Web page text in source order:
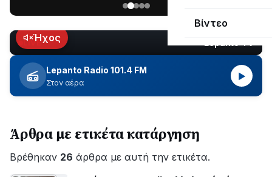
Βίντεο
Ναυπάκτου
εδώ
και
περίπου
δύο
ώρες
εξέλιξη
οι
εργασίες
LIVEΉχος
Lepanto Radio 101.4 FM
Στον αέρα
▶
Άρθρα με ετικέτα κατάργηση
Βρέθηκαν 26 άρθρα με αυτή την ετικέτα.